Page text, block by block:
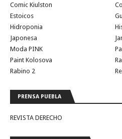
Comic Kiulston
Estoicos
Hidroponia
Japonesa
Moda PINK
Paint Kolosova
Rabino 2
PRENSA PUEBLA
REVISTA DERECHO